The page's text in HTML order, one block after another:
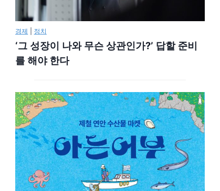
경제 정치
‘그 성장이 나와 무슨 상관인가?’ 답할 준비
를 해야 한다